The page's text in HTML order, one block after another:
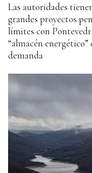
Las autoridades
grandes proyectos
límites con
“almacén
demanda